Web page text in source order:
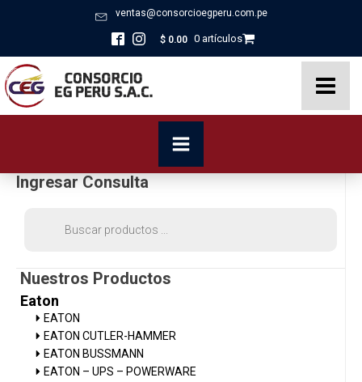
ventas@consorcioegperu.com.pe
$ 0.00 0 artículos
Ingresar Consulta
Nuestros Productos
Eaton
EATON
EATON CUTLER-HAMMER
EATON BUSSMANN
EATON – UPS – POWERWARE